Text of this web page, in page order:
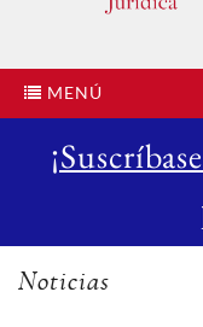
MENÚ
Noticias